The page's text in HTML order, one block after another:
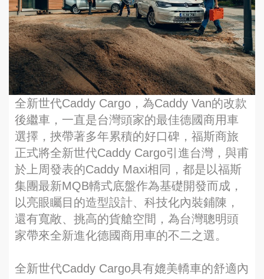
全新世代Caddy Cargo，為Caddy Van的改款
後繼車，一直是台灣頭家的最佳德國商用車
選擇，挾帶著多年累積的好口碑，福斯商旅
正式將全新世代Caddy Cargo引進台灣，與甫
於上周發表的Caddy Maxi相同，都是以福斯
集團最新MQB轎式底盤作為基礎開發而成，
以亮眼矚目的造型設計、科技化內裝鋪陳，
還有寬敞、挑高的貨艙空間，為台灣聰明頭
家帶來全新進化德國商用車的不二之選。
全新世代Caddy Cargo具有媲美轎車的舒適內